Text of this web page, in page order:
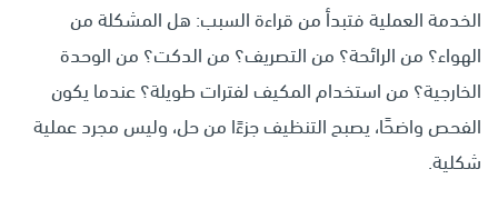
الخدمة العملية فتبدأ من قراءة السبب: هل المشكلة من
الهواء؟ من الرائحة؟ من التصريف؟ من الدكت؟ من الوحدة
الخارجية؟ من استخدام المكيف لفترات طويلة؟ عندما يكون
الفحص واضحًا، يصبح التنظيف جزءًا من حل، وليس مجرد عملية
شكلية.